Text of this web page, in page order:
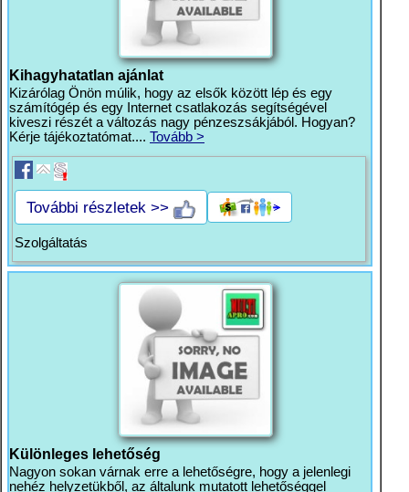
Kihagyhatatlan ajánlat
Kizárólag Önön múlik, hogy az elsők között lép és egy
számítógép és egy Internet csatlakozás segítségével
kiveszi részét a változás nagy pénzeszsákjából. Hogyan?
Kérje tájékoztatómat.... Tovább >
További részletek >>
Szolgáltatás
Különleges lehetőség
Nagyon sokan várnak erre a lehetőségre, hogy a jelenlegi
nehéz helyzetükből, az általunk mutatott lehetőséggel